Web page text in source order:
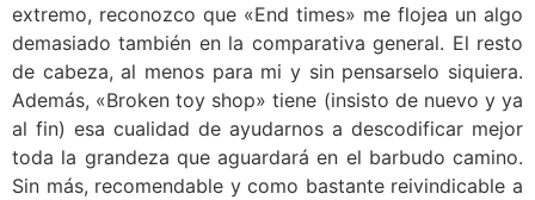
extremo, reconozco que «End times» me flojea un algo
demasiado también en la comparativa general. El resto
de cabeza, al menos para mi y sin pensarselo siquiera.
Además, «Broken toy shop» tiene (insisto de nuevo y ya
al fin) esa cualidad de ayudarnos a descodificar mejor
toda la grandeza que aguardará en el barbudo camino.
Sin más, recomendable y como bastante reivindicable a